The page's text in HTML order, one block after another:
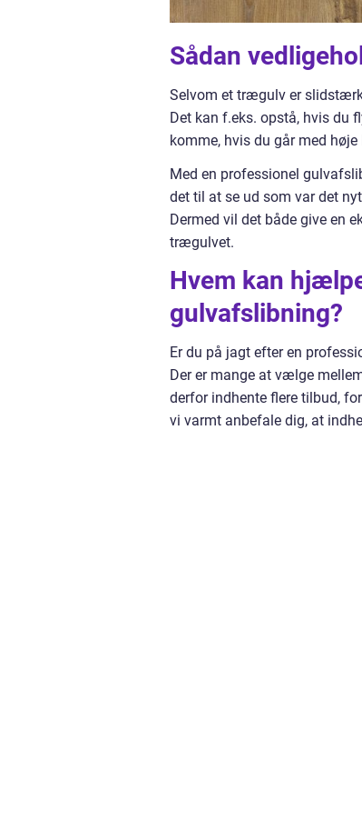
Sådan
Selvom et trægulv er
Det kan f.eks. opstå, hvis du
komme, hvis du går med
Med en professionel
det til at se ud som var det
Dermed vil det både give en
trægulvet.
Hvem kan
gulvafslibning?
Er du på jagt efter en
Der er mange at vælge
derfor indhente flere tilbud,
vi varmt anbefale dig, at